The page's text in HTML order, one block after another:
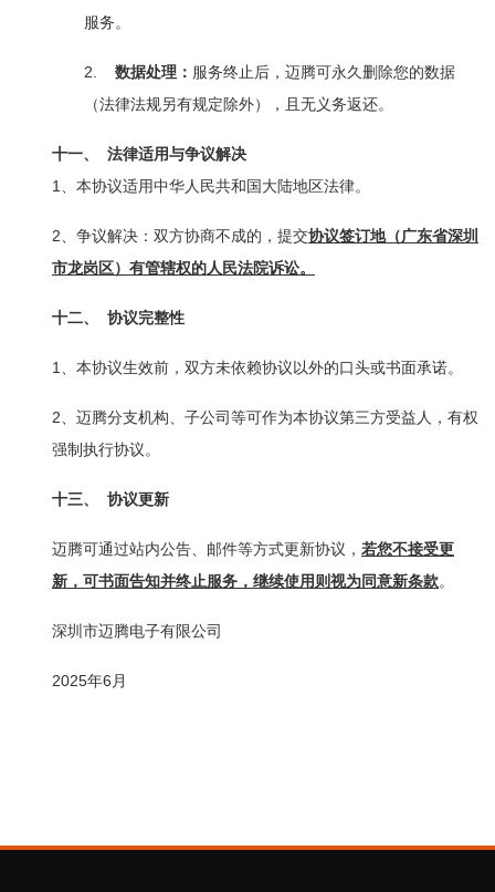
服务。
2. 数据处理： 服务终止后，迈腾可永久删除您的数据
（法律法规另有规定除外），且无义务返还。
十一、 法律适用与争议解决
1 、本协议适用中华人民共和国大陆地区法律。
2、争议解决：双方协商不成的，提交协议签订地（广东省深圳
市龙岗区）有管辖权的人民法院诉讼。
十二、 协议完整性
1 、本协议生效前，双方未依赖协议以外的口头或书面承诺。
2、迈腾分支机构、子公司等可作为本协议第三方受益人，有权
强制执行协议。
十三、 协议更新
迈腾可通过站内公告、邮件等方式更新协议， 若您不接受更
新，可书面告知并终止服务，继续使用则视为同意新条款。
深圳市迈腾电子有限公司
2025年6 月